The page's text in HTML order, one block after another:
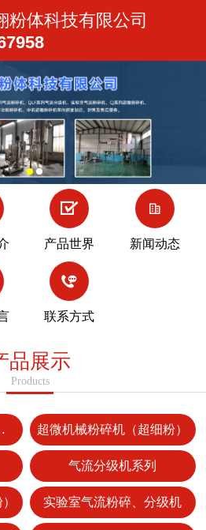
粉体科技有限公司
产品世界 新闻动态
联系方式
品展示
Products
整形机 超微机械粉碎机（超细粉）
气流分级机系列
实验室气流粉碎、分级机